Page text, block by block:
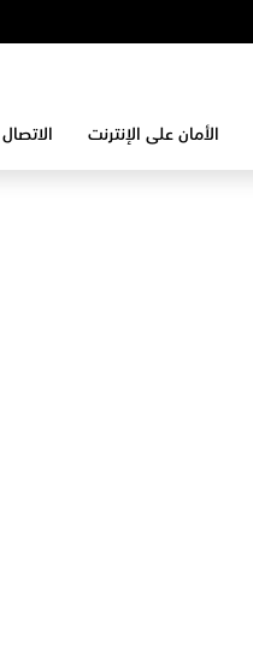
الأمان على الإنترنت الاتصال